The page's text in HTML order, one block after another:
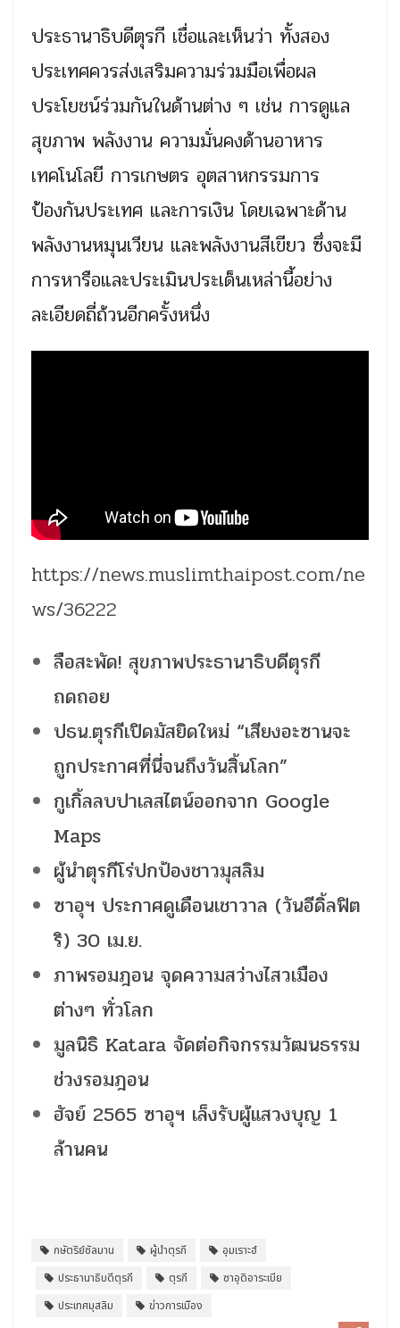
ประธานาธิบดีตุรกี เชื่อและเห็นว่า ทั้งสอง
ประเทศควรส่งเสริมความร่วมมือเพื่อผล
ประโยชน์ร่วมกันในด้านต่าง ๆ เช่น การดูแล
สุขภาพ พลังงาน ความมั่นคงด้านอาหาร
เทคโนโลยี การเกษตร อุตสาหกรรมการ
ป้องกันประเทศ และการเงิน โดยเฉพาะด้าน
พลังงานหมุนเวียน และพลังงานสีเขียว ซึ่งจะมี
การหารือและประเมินประเด็นเหล่านี้อย่าง
ละเอียดถี่ถ้วนอีกครั้งหนึ่ง
https://news.muslimthaipost.com/ne
ws/36222
ลือสะพัด! สุขภาพประธานาธิบดีตุรกี
ถดถอย
ปธน.ตุรกีเปิดมัสยิดใหม่ “เสียงอะซานจะ
ถูกประกาศที่นี่จนถึงวันสิ้นโลก”
กูเกิ้ลลบปาเลสไตน์ออกจาก Google
Maps
ผู้นำตุรกีโร่ปกป้องชาวมุสลิม
ซาอุฯ ประกาศดูเดือนเชาวาล (วันอีดิ้ลฟิต
ริ) 30 เม.ย.
ภาพรอมฎอน จุดความสว่างไสวเมือง
ต่างๆ ทั่วโลก
มูลนิธิ Katara จัดต่อกิจกรรมวัฒนธรรม
ช่วงรอมฎอน
ฮัจย์ 2565 ซาอุฯ เล็งรับผู้แสวงบุญ 1
ล้านคน
กษัตริย์ซัลมาน ผู้นำตุรกี
อุมเราะฮ์
ประธานาธิบดีตุรกี
ตุรกี
ซาอุดิอาระเบีย
ประเทศมุสลิม
ข่าวการเมือง